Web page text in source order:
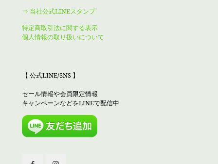
⇒ 当社公式LINEスタンプ
特定商取引法に関する表示
個人情報の取り扱いについて
【 公式LINE/SNS 】
セール情報や会員限定情報
キャンペーンなどをLINEで配信中